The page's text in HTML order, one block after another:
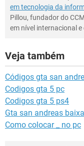
em tecnologia da
Pillou, fundador do
em nível internacional
Veja também
Códigos gta san
Codigos gta 5 pc
Codigos gta 5 ps4
Gta san andreas
Como colocar _ no pc